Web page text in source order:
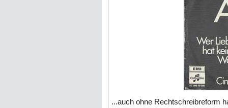
...auch ohne Rechtschreibreform